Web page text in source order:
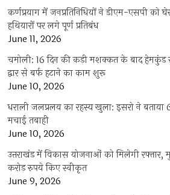
कर्णप्रयाग में जनप्रतिनिधियों ने डीएम-एसपी को
हथियारों पर लगे पूर्ण प्रतिबंध
June 11, 2026
चमोली: 16 दिन की कड़ी मशक्कत के बाद हेमकुंड
द्वार से बर्फ हटाने का काम शुरू
June 10, 2026
धराली जलप्रलय का रहस्य खुला: इसरो ने
मचाई तबाही
June 10, 2026
उत्तराखंड में विकास योजनाओं को मिलेगी रफ्तार,
करोड़ रुपये किए स्वीकृत
June 9, 2026